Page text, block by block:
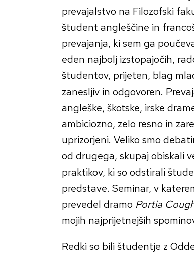
prevajalstvo na Filozofski
študent angleščine in
prevajanja, ki sem ga
eden najbolj izstopajočih,
študentov, prijeten, blag
zanesljiv in odgovoren.
angleške, škotske, irske
ambiciozno, zelo resno in
uprizorjeni. Veliko smo
od drugega, skupaj obiskali
praktikov, ki so odstirali
predstave. Seminar, v
prevedel dramo Portia
mojih najprijetnejših
Redki so bili študentje z